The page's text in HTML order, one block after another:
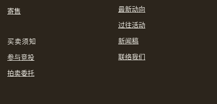
寄售
买卖须知
参与竞投
拍卖委托
最新动向
过往活动
新闻稿
联络我们